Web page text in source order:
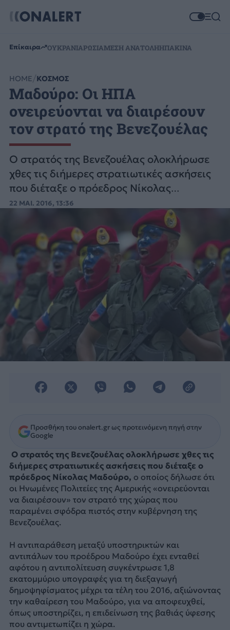
Επίκαιρα ΟΥΚΡΑΝΙΑΡΩΣΙΑΜΕΣΗ ΑΝΑΤΟΛΗΗΠΑΚΙΝΑ
HOME ΚΟΣΜΟΣ
Μαδούρο: Οι ΗΠΑ
ονειρεύονται να διαιρέσουν
τον στρατό της Βενεζουέλας
Ο στρατός της Βενεζουέλας ολοκλήρωσε
χθες τις διήμερες στρατιωτικές ασκήσεις
που διέταξε ο πρόεδρος Νίκολας
Μαδούρο.
22 ΜΑΙ. 2016, 13:36
Προσθήκη του onalert.gr ως προτεινόμενη πηγή στην
Google
Ο στρατός της Βενεζουέλας ολοκλήρωσε χθες τις
διήμερες στρατιωτικές ασκήσεις που διέταξε ο
πρόεδρος Νίκολας Μαδούρο, ο οποίος δήλωσε ότι
οι Ηνωμένες Πολιτείες της Αμερικής «ονειρεύονται
να διαιρέσουν» τον στρατό της χώρας που
παραμένει σφόδρα πιστός στην κυβέρνηση της
Βενεζουέλας.
Η αντιπαράθεση μεταξύ υποστηρικτών και
αντιπάλων του προέδρου Μαδούρο έχει ενταθεί
αφότου η αντιπολίτευση συγκέντρωσε 1,8
εκατομμύριο υπογραφές για τη διεξαγωγή
δημοψηφίσματος μέχρι τα τέλη του 2016, αξιώνοντας
την καθαίρεση του Μαδούρο, για να αποφευχθεί,
όπως υποστηρίζει, η επιδείνωση της βαθιάς ύφεσης
που αντιμετωπίζει η χώρα.